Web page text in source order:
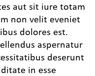
aut sit iure totam
non velit eveniet
dolores est.
aspernatur
deserunt
in esse